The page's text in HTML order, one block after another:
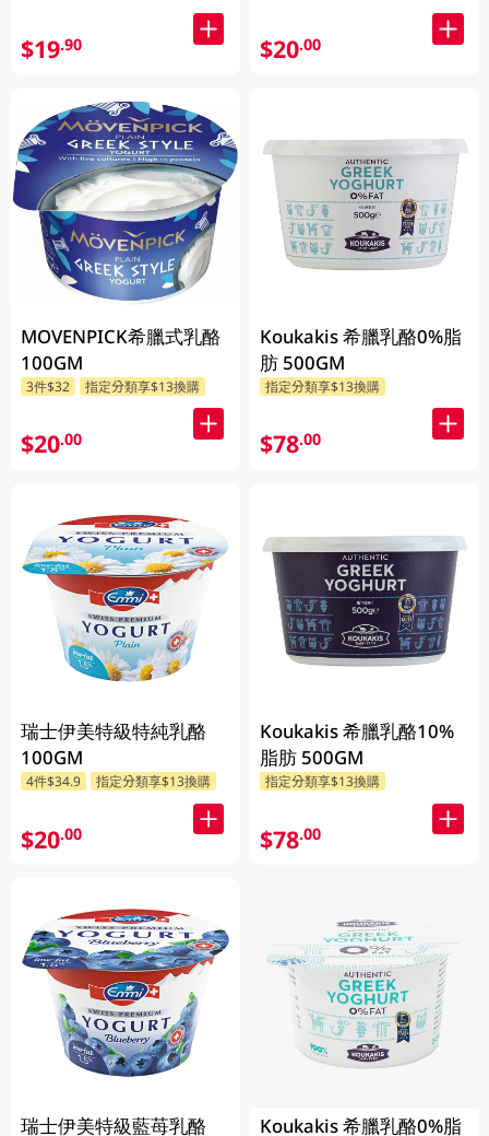
$19.90
MOVENPICK希臘式乳酪
100GM
3件$32 指定分類享$13換購
$20.00
瑞士伊美特級特純乳酪
100GM
4件$34.9 指定分類享$13換購
$20.00
瑞士伊美特級藍苺乳酪
$20.00
Koukakis 希臘乳酪0%脂
肪 500GM
指定分類享$13換購
$78.00
Koukakis 希臘乳酪10%
脂肪 500GM
指定分類享$13換購
$78.00
Koukakis 希臘乳酪0%脂